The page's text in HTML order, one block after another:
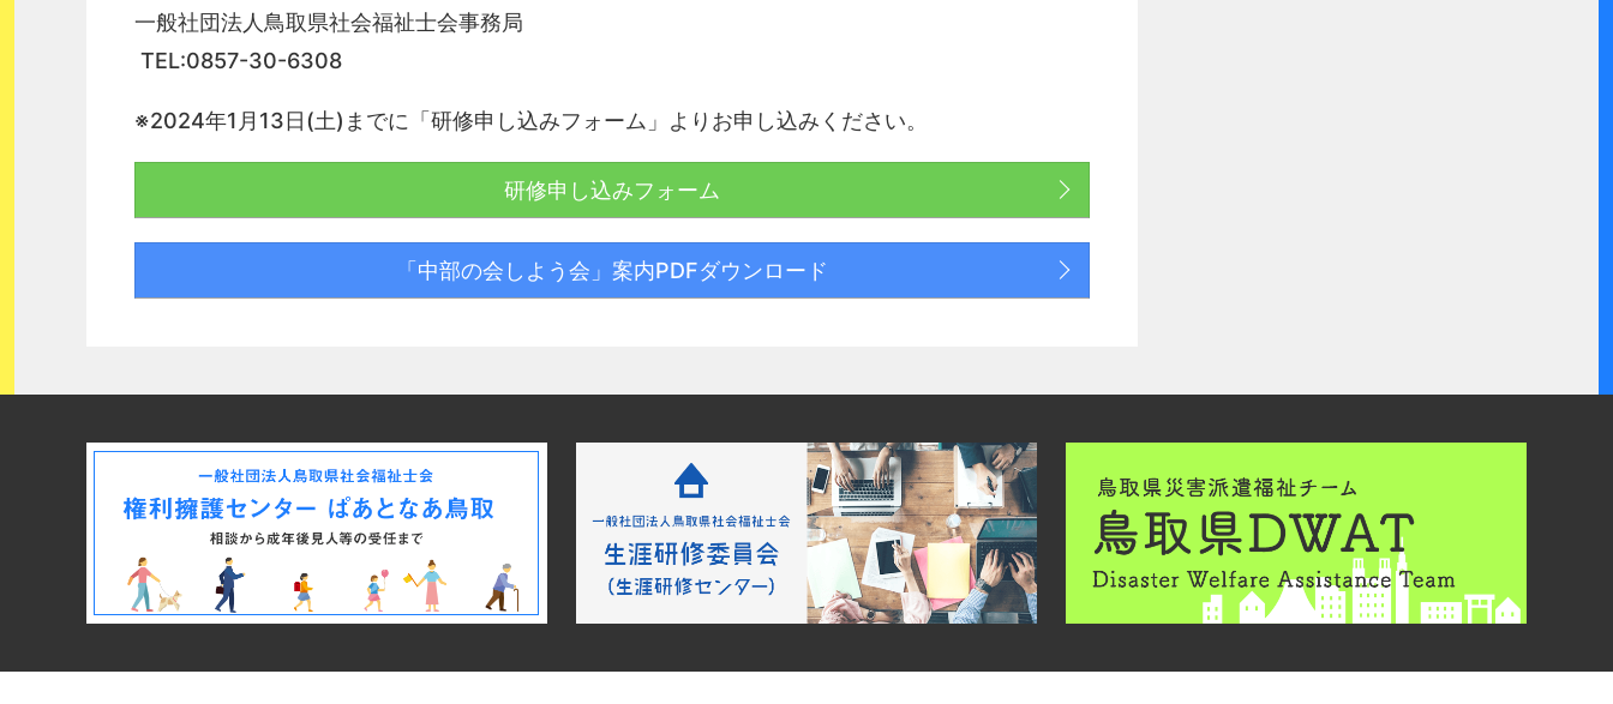
一般社団法人鳥取県社会福祉士会事務局
TEL:0857-30-6308
※2024年1月13日(土)までに「研修申し込みフォーム」よりお申し込みください。
研修申し込みフォーム
「中部の会しよう会」案内PDFダウンロード